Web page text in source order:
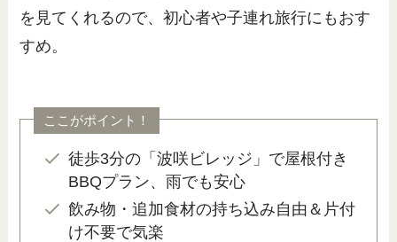
を見てくれるので、初心者や子連れ旅行にもおす
すめ。
ここがポイント！
徒歩3分の「波咲ビレッジ」で屋根付き
BBQプラン、雨でも安心
飲み物・追加食材の持ち込み自由＆片付
け不要で気楽